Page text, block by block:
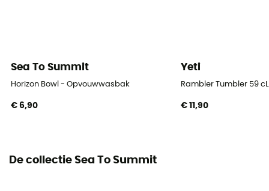
Sea To Summit
Horizon Bowl - Opvouwwasbak
€ 6,90
Yeti
Rambler Tumbler 59
€ 11,90
De collectie Sea To Summit